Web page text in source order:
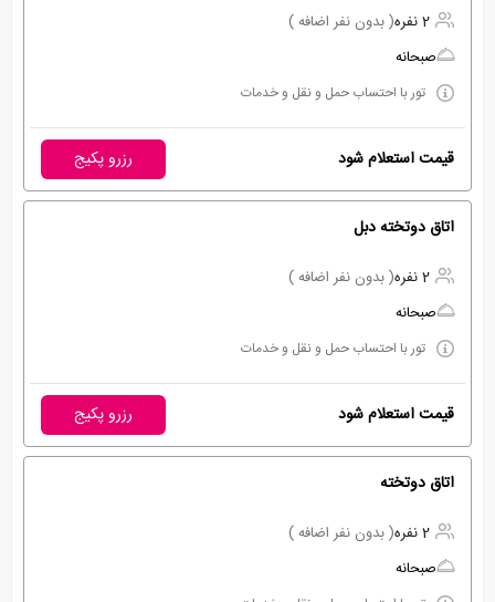
2 نفره
( بدون نفر اضافه )
صبحانه
تور با احتساب حمل و نقل و خدمات
قیمت استعلام شود رزرو پکیج
اتاق دوتخته دبل
2 نفره
( بدون نفر اضافه )
صبحانه
تور با احتساب حمل و نقل و خدمات
قیمت استعلام شود رزرو پکیج
اتاق دوتخته
2 نفره
( بدون نفر اضافه )
صبحانه